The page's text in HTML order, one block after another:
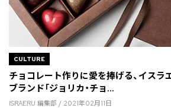
CULTURE
チョコレート作りに愛を捧げる、イスラ
ブランド「ジョリカ・チョ...
ISRAERU 編集部 / 2021年02月11日